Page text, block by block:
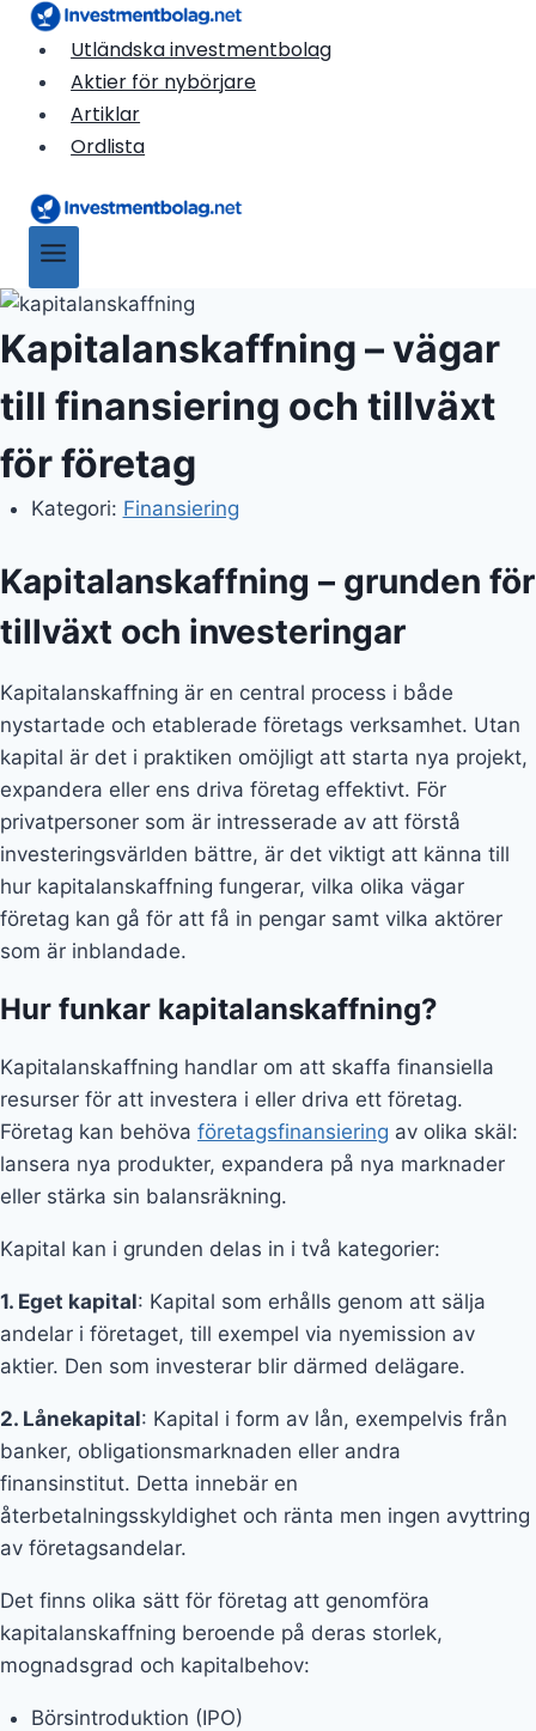
Skip
content
Utländska investmentbolag
Aktier för nybörjare
Artiklar
Ordlista
Kapitalanskaffning – vägar
till finansiering och tillväxt
för företag
Kategori: Finansiering
Kapitalanskaffning – grunden för
tillväxt och investeringar
Kapitalanskaffning är en central process i både
nystartade och etablerade företags verksamhet. Utan
kapital är det i praktiken omöjligt att starta nya projekt,
expandera eller ens driva företag effektivt. För
privatpersoner som är intresserade av att förstå
investeringsvärlden bättre, är det viktigt att känna till
hur kapitalanskaffning fungerar, vilka olika vägar
företag kan gå för att få in pengar samt vilka aktörer
som är inblandade.
Hur funkar kapitalanskaffning?
Kapitalanskaffning handlar om att skaffa finansiella
resurser för att investera i eller driva ett företag.
Företag kan behöva företagsfinansiering av olika skäl:
lansera nya produkter, expandera på nya marknader
eller stärka sin balansräkning.
Kapital kan i grunden delas in i två kategorier:
1. Eget kapital: Kapital som erhålls genom att sälja
andelar i företaget, till exempel via nyemission av
aktier. Den som investerar blir därmed delägare.
2. Lånekapital: Kapital i form av lån, exempelvis från
banker, obligationsmarknaden eller andra
finansinstitut. Detta innebär en
återbetalningsskyldighet och ränta men ingen avyttring
av företagsandelar.
Det finns olika sätt för företag att genomföra
kapitalanskaffning beroende på deras storlek,
mognadsgrad och kapitalbehov:
Börsintroduktion (IPO)